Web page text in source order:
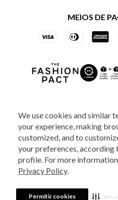
We use cookies and similar
your experience, making
customized, and to
your preferences, according
profile. For more
Privacy Policy.
Permitir cookies
Trocas e Devoluções
Vai de Visa
Azul Fidelidade
MEIOS DE
2025 - Veste S.A Estilo. Todos os
se no direito de corrigir ou alterar
880 5520.Horário de Atendimento:
Sábados das 8h às 14h, exceto